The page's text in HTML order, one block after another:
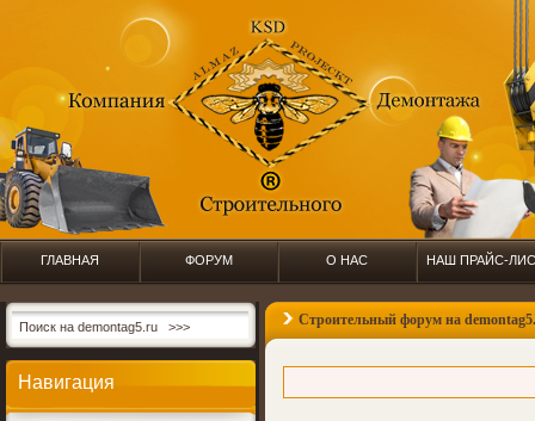
ГЛАВНАЯ ФОРУМ О НАС НАШ ПРАЙС-
Навигация
Строительный форум на